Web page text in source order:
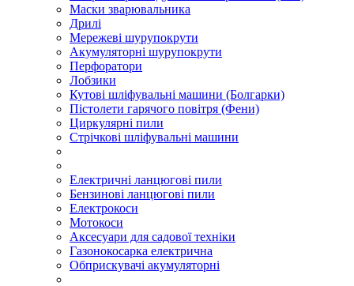
Маски зварювальника
Дрилі
Мережеві шурупокрути
Акумуляторні шурупокрути
Перфоратори
Лобзики
Кутові шліфувальні машини (Болгарки)
Пістолети гарячого повітря (Фени)
Циркулярні пили
Стрічкові шліфувальні машини
Електричні ланцюгові пили
Бензинові ланцюгові пили
Електрокоси
Мотокоси
Аксесуари для садової техніки
Газонокосарка електрична
Обприскувачі акумуляторні